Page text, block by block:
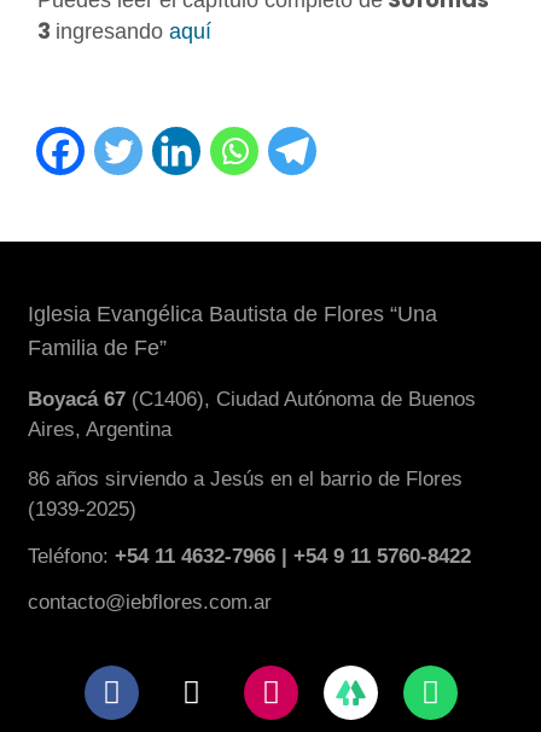
3 ingresandoaquí
Iglesia Evangélica Bautista de Flores “Una
Familia de Fe”
Boyacá 67 (C1406), Ciudad Autónoma de Buenos
Aires, Argentina
86 años sirviendo a Jesús en el barrio de Flores
(1939-2025)
Teléfono:+54 11 4632-7966 | +54 9 11 5760-8422
contacto@iebflores.com.ar
F
a
X
-
I
n
W
h